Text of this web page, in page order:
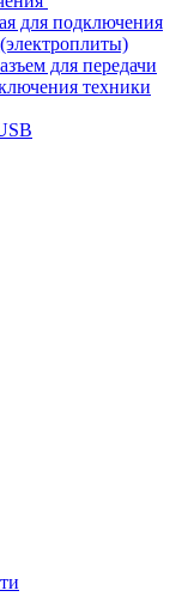
для подключения
для передачи
техники